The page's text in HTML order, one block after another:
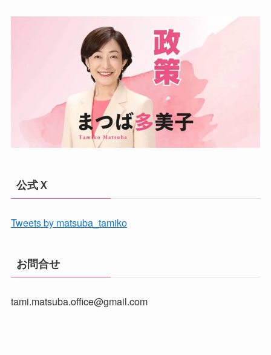
公式Ｘ
Tweets by matsuba_tamiko
お問合せ
tami.matsuba.office@gmail.com